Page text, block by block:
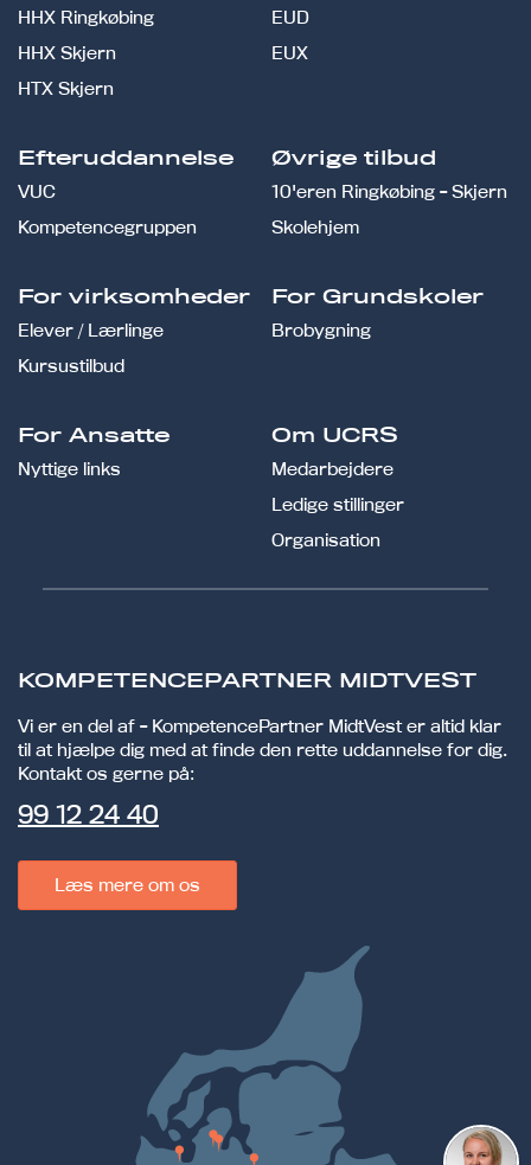
HHX Ringkøbing
HHX Skjern
HTX Skjern
EUD
EUX
Efteruddannelse
VUC
Kompetencegruppen
Øvrige tilbud
10'eren Ringkøbing - Skjern
Skolehjem
For virksomheder
Elever / Lærlinge
Kursustilbud
For Grundskoler
Brobygning
For Ansatte
Nyttige links
Om UCRS
Medarbejdere
Ledige stillinger
Organisation
KOMPETENCEPARTNER MIDTVEST
Vi er en del af - KompetencePartner MidtVest er altid klar
til at hjælpe dig med at finde den rette uddannelse for dig.
Kontakt os gerne på:
99 12 24 40
Læs mere om os